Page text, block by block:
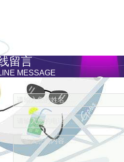
留言
MESSAGE
请输入您的姓名......
请输入您的电话......
请输入您的内容......